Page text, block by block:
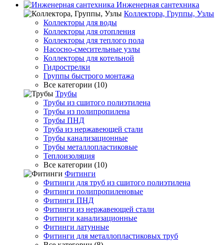
Инженерная сантехника
Коллектора, Группы, Узлы
Коллекторы для воды
Коллекторы для отопления
Коллекторы для теплого пола
Насосно-смесительные узлы
Коллекторы для котельной
Гидрострелки
Группы быстрого монтажа
Все категории (10)
Трубы
Трубы из сшитого полиэтилена
Трубы из полипропилена
Трубы ПНД
Труба из нержавеющей стали
Трубы канализационные
Трубы металлопластиковые
Теплоизоляция
Все категории (10)
Фитинги
Фитинги для труб из сшитого полиэтилена
Фитинги полипропиленовые
Фитинги ПНД
Фитинги из нержавеющей стали
Фитинги канализационные
Фитинги латунные
Фитинги для металлопластиковых труб